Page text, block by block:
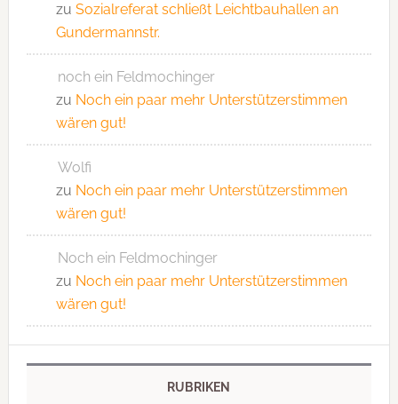
zu Sozialreferat schließt Leichtbauhallen an
Gundermannstr.
noch ein Feldmochinger
zu Noch ein paar mehr Unterstützerstimmen
wären gut!
Wolfi
zu Noch ein paar mehr Unterstützerstimmen
wären gut!
Noch ein Feldmochinger
zu Noch ein paar mehr Unterstützerstimmen
wären gut!
RUBRIKEN